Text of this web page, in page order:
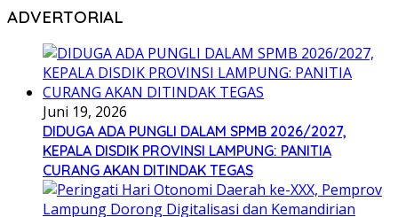
ADVERTORIAL
Juni 19, 2026
DIDUGA ADA PUNGLI DALAM SPMB 2026/2027,
KEPALA DISDIK PROVINSI LAMPUNG: PANITIA
CURANG AKAN DITINDAK TEGAS